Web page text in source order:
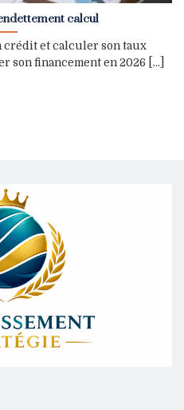
calcul
crédit et calculer son taux
son financement en 2026 [...]